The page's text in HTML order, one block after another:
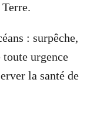
: surpêche,
urgence
la santé de